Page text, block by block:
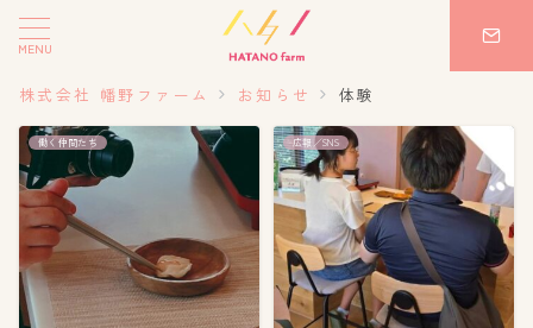
MENU
株式会社 幡野ファーム お知らせ 体験
働く仲間たち 広報／SNS